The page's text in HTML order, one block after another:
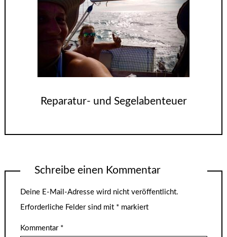
Reparatur- und Segelabenteuer
Schreibe einen Kommentar
Deine E-Mail-Adresse wird nicht veröffentlicht.
Erforderliche Felder sind mit *markiert
Kommentar *